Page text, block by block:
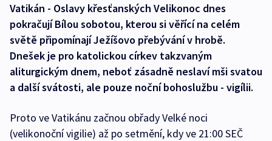
Vatikán - Oslavy křesťanských Velikonoc dnes
pokračují Bílou sobotou, kterou si věřící na celém
světě připomínají Ježíšovo přebývání v hrobě.
Dnešek je pro katolickou církev takzvaným
aliturgickým dnem, neboť zásadně neslaví mši svatou
a další svátosti, ale pouze noční bohoslužbu - vigílii.
Proto ve Vatikánu začnou obřady Velké noci
(velikonoční vigilie) až po setmění, kdy ve 21:00 SEČ